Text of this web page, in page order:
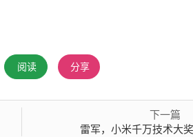
阅读 分享
下一篇
雷军，小米千万技术大